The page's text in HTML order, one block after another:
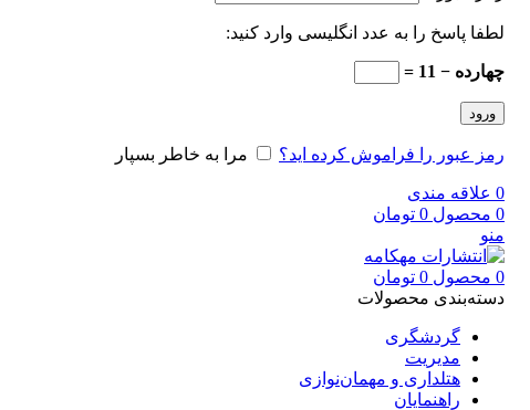
لطفا پاسخ را به عدد انگلیسی وارد کنید:
چهارده − 11 =
ورود
رمز عبور را فراموش کرده اید؟ مرا به خاطر بسپار
0 علاقه مندی
0 محصول 0 تومان
منو
0 محصول 0 تومان
دسته‌بندی محصولات
گردشگری
مدیریت
هتلداری و مهمان‌نوازی
راهنمایان